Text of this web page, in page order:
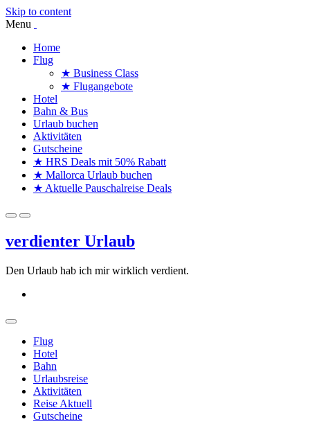
Skip to content
Menu
Home
Flug
★ Business Class
★ Flugangebote
Hotel
Bahn & Bus
Urlaub buchen
Aktivitäten
Gutscheine
★ HRS Deals mit 50% Rabatt
★ Mallorca Urlaub buchen
★ Aktuelle Pauschalreise Deals
verdienter Urlaub
Den Urlaub hab ich mir wirklich verdient.
Flug
Hotel
Bahn
Urlaubsreise
Aktivitäten
Reise Aktuell
Gutscheine